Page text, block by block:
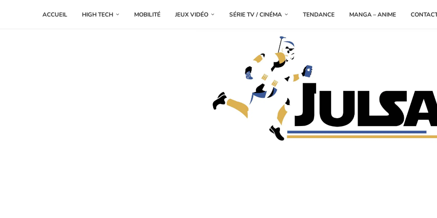
ACCUEIL HIGH TECH MOBILITÉ JEUX VIDÉO SÉRIE TV / CINÉMA TENDANCE MANGA – ANIME